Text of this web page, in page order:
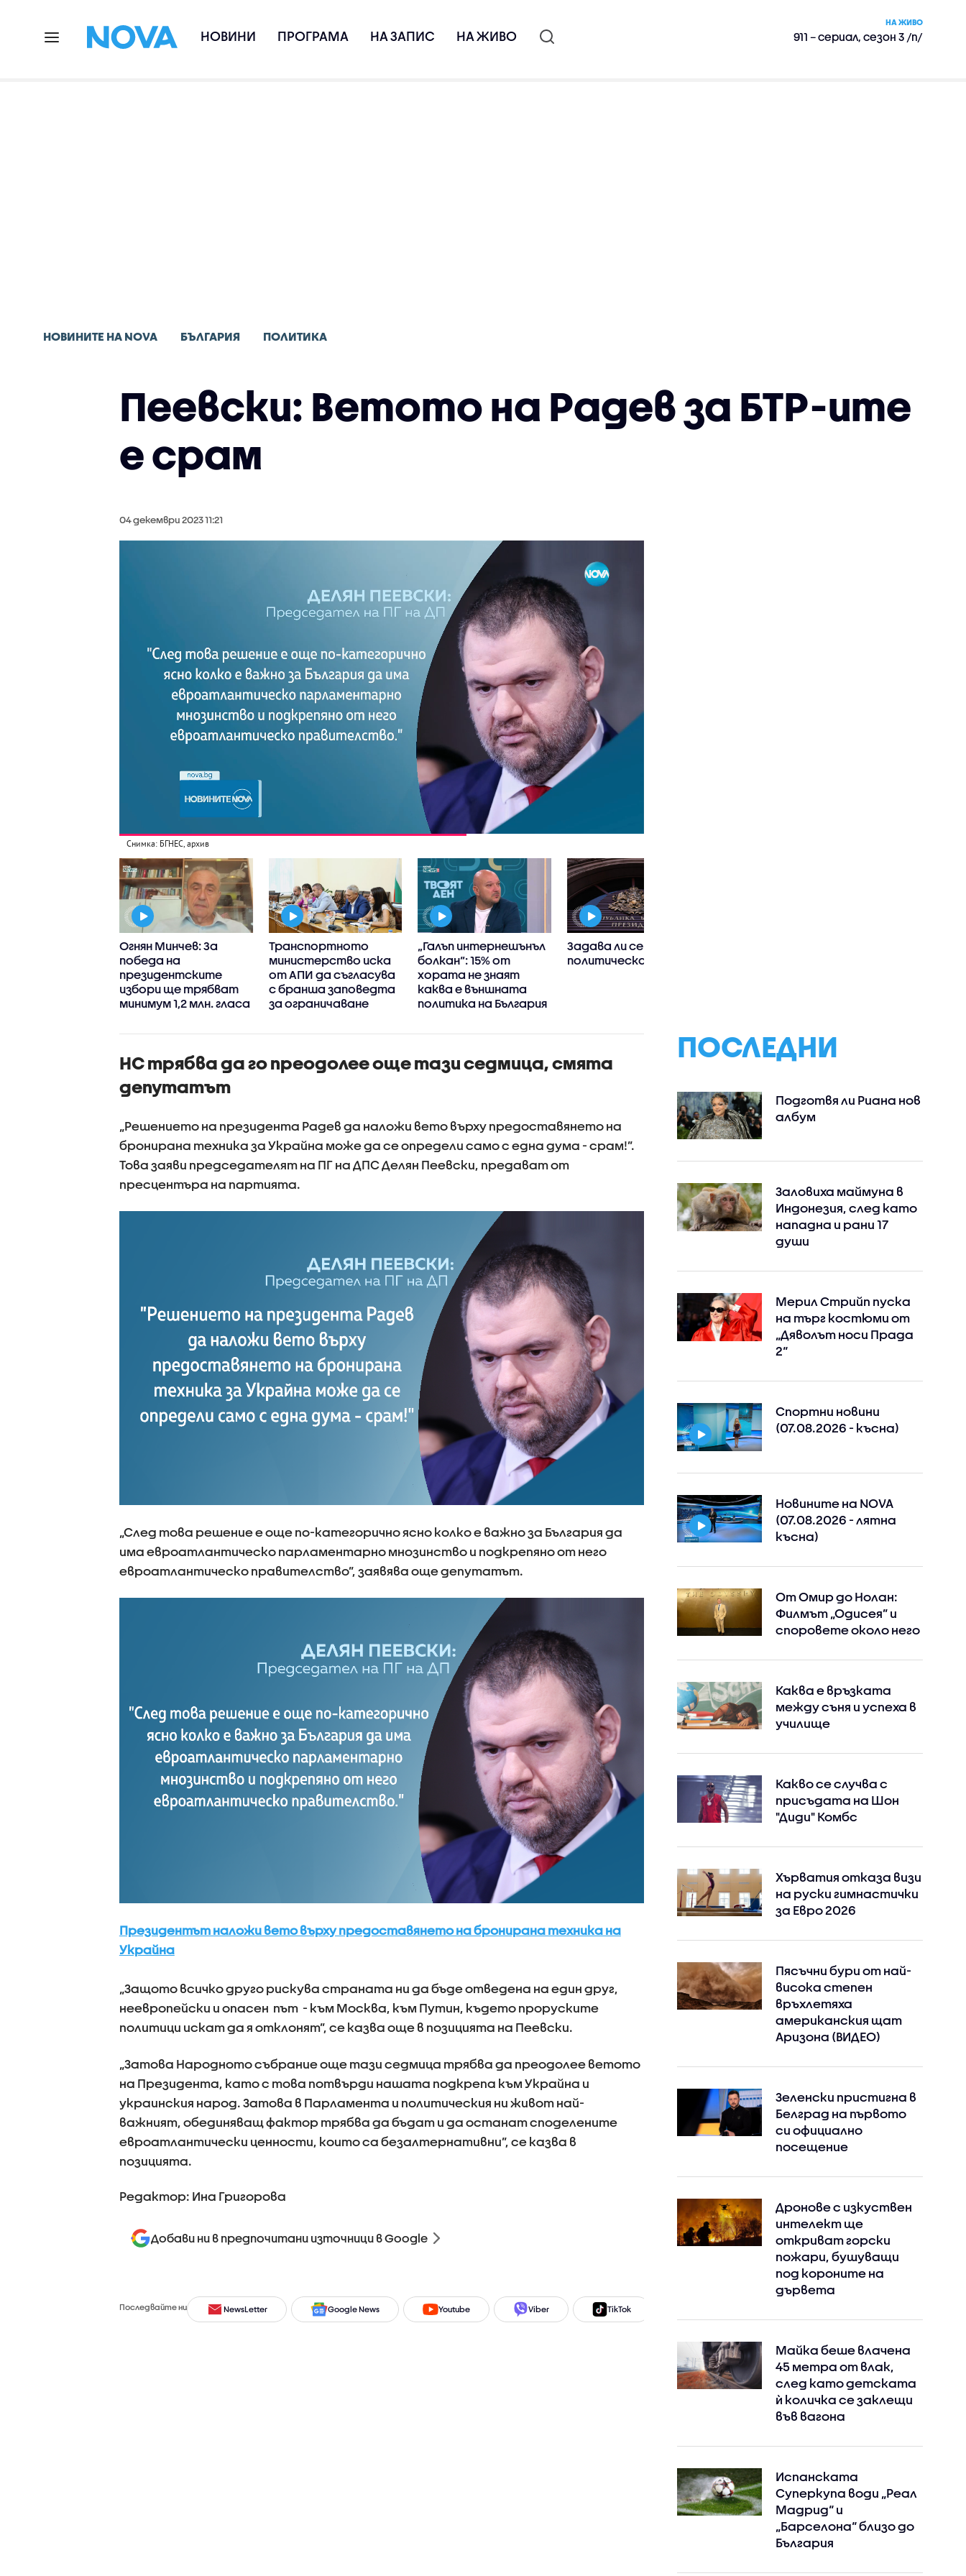
НОВИНИ ПРОГРАМА НА ЗАПИС НА ЖИВО
НА ЖИВО
911 – сериал, сезон 3 /п/
НОВИНИТЕ НА NOVA БЪЛГАРИЯ ПОЛИТИКА
Пеевски: Ветото на Радев за БТР-ите
е срам
04 декември 2023 11:21
Снимка: БГНЕС, архив
Огнян Минчев: За
победа на
президентските
избори ще трябват
минимум 1,2 млн. гласа
Транспортното
министерство иска
от АПИ да съгласува
с бранша заповедта
за ограничаване
камиони
„Галъп интернешънъл
болкан“: 15% от
хората не знаят
каква е външната
политика на България
Задава ли се бурна
политическа есен?
министър
НС трябва да го преодолее още тази седмица, смята
депутатът
„Решението на президента Радев да наложи вето върху предоставянето на
бронирана техника за Украйна може да се определи само с една дума - срам!”.
Това заяви председателят на ПГ на ДПС Делян Пеевски, предават от
пресцентъра на партията.
„След това решение е още по-категорично ясно колко е важно за България да
има евроатлантическо парламентарно мнозинство и подкрепяно от него
евроатлантическо правителство”, заявява още депутатът.
Президентът наложи вето върху предоставянето на бронирана техника на
Украйна
„Защото всичко друго рискува страната ни да бъде отведена на един друг,
неевропейски и опасен път - към Москва, към Путин, където проруските
политици искат да я отклонят”, се казва още в позицията на Пеевски.
„Затова Народното събрание още тази седмица трябва да преодолее ветото
на Президента, като с това потвърди нашата подкрепа към Украйна и
украинския народ. Затова в Парламента и политическия ни живот най-
важният, обединяващ фактор трябва да бъдат и да останат споделените
евроатлантически ценности, които са безалтернативни”, се казва в
позицията.
Редактор: Ина Григорова
Добави ни в предпочитани източници в Google
Последвайте ни NewsLetter Google News Youtube Viber TikTok
ПОСЛЕДНИ
Подготвя ли Риана нов
албум
Заловиха маймуна в
Индонезия, след като
нападна и рани 17
души
Мерил Стрийп пуска
на търг костюми от
„Дяволът носи Прада
2“
Спортни новини
(07.08.2026 - късна)
Новините на NOVA
(07.08.2026 - лятна
късна)
От Омир до Нолан:
Филмът „Одисея” и
споровете около него
Каква е връзката
между съня и успеха в
училище
Какво се случва с
присъдата на Шон
"Диди" Комбс
Хърватия отказа визи
на руски гимнастички
за Евро 2026
Пясъчни бури от най-
висока степен
връхлетяха
американския щат
Аризона (ВИДЕО)
Зеленски пристигна в
Белград на първото
си официално
посещение
Дронове с изкуствен
интелект ще
откриват горски
пожари, бушуващи
под короните на
дървета
Майка беше влачена
45 метра от влак,
след като детската
ѝ количка се заклещи
във вагона
Испанската
Суперкупа води „Реал
Мадрид“ и
„Барселона“ близо до
България